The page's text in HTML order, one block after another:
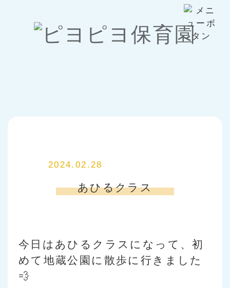
2024.02.28
あひるクラス
今日はあひるクラスになって、初
めて地蔵公園に散歩に行きました
💨